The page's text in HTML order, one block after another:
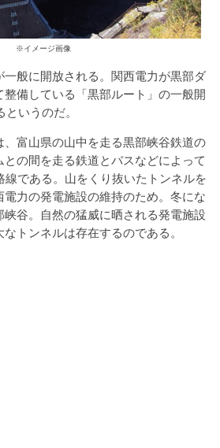
※イメージ画像
般に開放される。関西電力が黒部ダ
整備している「黒部ルート」の一般開
いうのだ。
富山県の山中を走る黒部峡谷鉄道の
の間を走る鉄道とバスなどによって
線である。山をくり抜いたトンネルを
力の発電施設の維持のため。冬にな
谷。自然の猛威に晒される発電施設
トンネルは存在するのである。